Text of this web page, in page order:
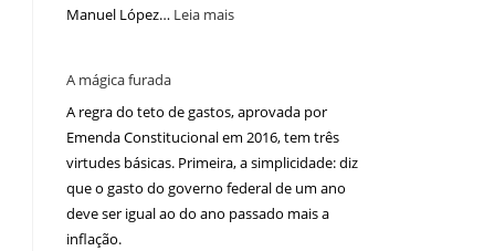
Manuel López… Leia mais
A mágica furada
A regra do teto de gastos, aprovada por
Emenda Constitucional em 2016, tem três
virtudes básicas. Primeira, a simplicidade: diz
que o gasto do governo federal de um ano
deve ser igual ao do ano passado mais a
inflação.